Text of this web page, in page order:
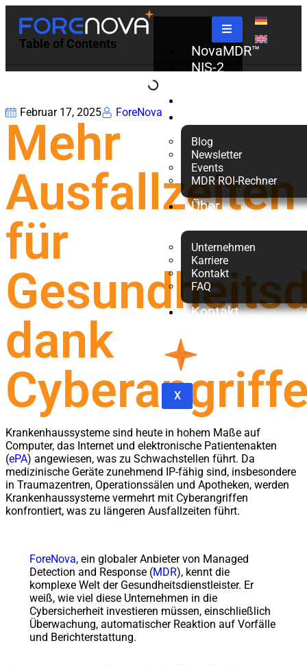
NovaMDR™
NIS-2
Blog
Newsletter
Events
MDR ROI-Rechner
Über
Unternehmen
Karriere
Kontakt
FAQ
Kontakt
X
Table of Contents
Februar 17, 2025 ForeNova
Mehr
Ausfallzeiten
für
dank
Krankenhaussysteme sind heute in hohem Maße auf
Computer, das Internet und elektronische Patientenakten
(ePA) angewiesen, was zu Schwachstellen führt. Da
medizinische Geräte zunehmend IP-fähig sind, insbesondere
in Traumazentren, Operationssälen und Apotheken, werden
Krankenhaussysteme vermehrt mit Cyberangriffen
konfrontiert, was zu längeren Ausfallzeiten führt.
ForeNova, ein globaler Anbieter von Managed
Detection and Response (MDR), kennt die
komplexe Welt der Gesundheitsdienstleister. Er
weiß, wie viel diese Unternehmen in die
Cybersicherheit investieren müssen, einschließlich
Überwachung, automatischer Reaktion auf Vorfälle
und Berichterstattung.